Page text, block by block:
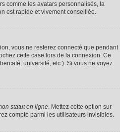
comme les avatars personnalisés, la
est rapide et vivement conseillée.
vous ne resterez connecté que pendant
cette case lors de la connexion. Ce
université, etc.). Si vous ne voyez
statut en ligne. Mettez cette option sur
compté parmi les utilisateurs invisibles.